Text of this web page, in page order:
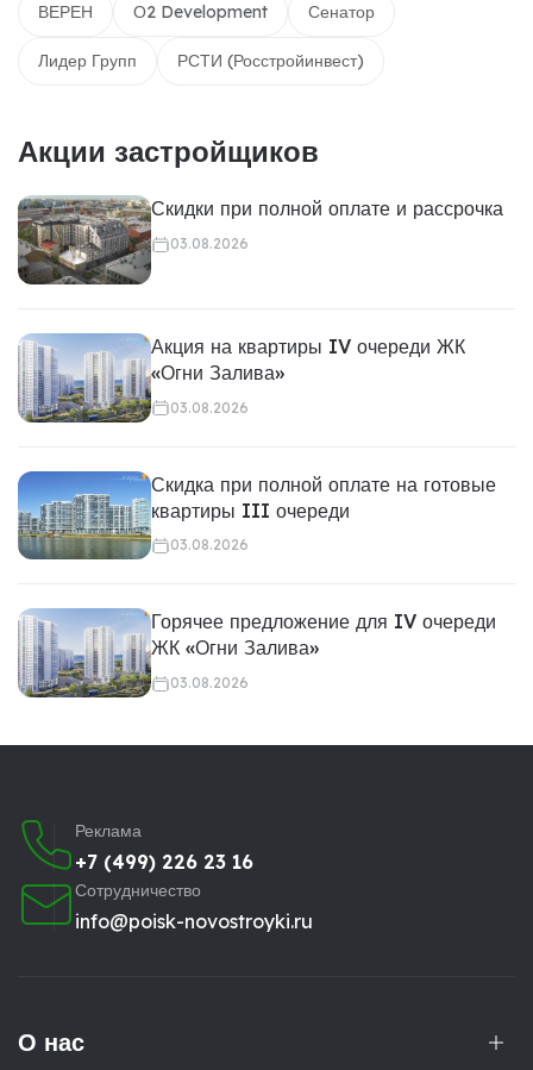
ВЕРЕН О2 Development Сенатор
Лидер Групп РСТИ (Росстройинвест)
Акции застройщиков
Скидки при полной оплате и рассрочка
03.08.2026
Акция на квартиры IV очереди ЖК
«Огни Залива»
03.08.2026
Скидка при полной оплате на готовые
квартиры III очереди
03.08.2026
Горячее предложение для IV очереди
ЖК «Огни Залива»
03.08.2026
Реклама
+7 (499) 226 23 16
Сотрудничество
info@poisk-novostroyki.ru
О нас